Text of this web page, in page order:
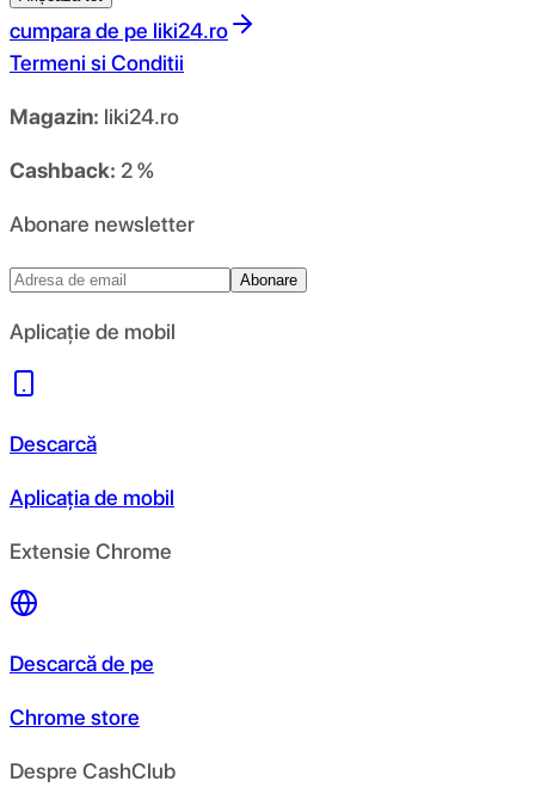
cumpara de pe liki24.ro
Termeni si Conditii
Magazin: liki24.ro
Cashback: 2 %
Abonare newsletter
Abonare
Aplicație de mobil
Descarcă
Aplicația de mobil
Extensie Chrome
Descarcă de pe
Chrome store
Despre CashClub